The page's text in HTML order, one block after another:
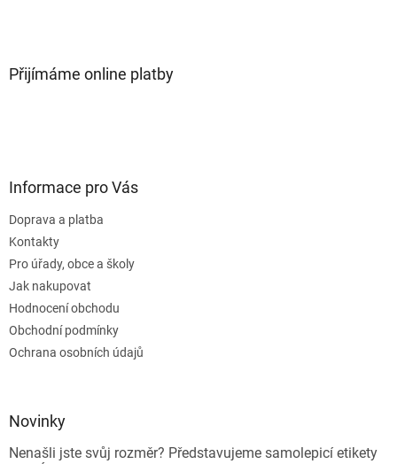
Přijímáme online platby
Informace pro Vás
Doprava a platba
Kontakty
Pro úřady, obce a školy
Jak nakupovat
Hodnocení obchodu
Obchodní podmínky
Ochrana osobních údajů
Novinky
Nenašli jste svůj rozměr? Představujeme samolepicí etikety